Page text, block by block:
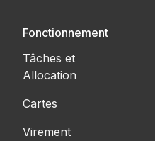
Fonctionnement
Tâches et
Allocation
Cartes
Virement